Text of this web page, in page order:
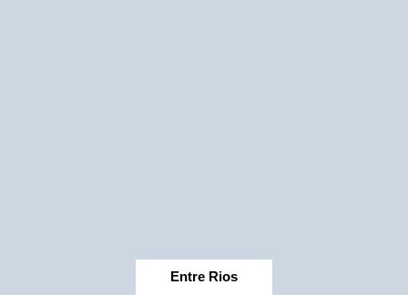
Entre Rios